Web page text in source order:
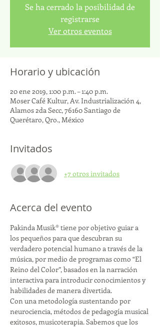
Se ha cerrado la posibilidad de
registrarse
Ver otros eventos
Horario y ubicación
20 ene 2019, 1:00 p.m. – 1:40 p.m.
Moser Café Kultur, Av. Industrialización 4,
Alamos 2da Secc, 76160 Santiago de
Querétaro, Qro., México
Invitados
+7 otros invitados
Acerca del evento
Pakinda Musik® tiene por objetivo guiar a
los pequeños para que descubran su
verdadero potencial humano a través de la
música, por medio de programas como “El
Reino del Color”, basados en la narración
interactiva para introducir conocimientos y
habilidades de manera divertida.
Con una metodología sustentando por
neurociencia, métodos de pedagogía musical
exitosos, musicoterapia. Sabemos que los